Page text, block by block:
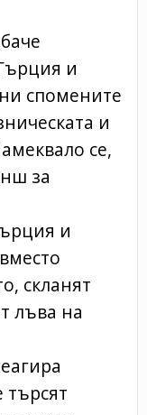
и
спомените
и
се,
за
и
скланят
лъва на